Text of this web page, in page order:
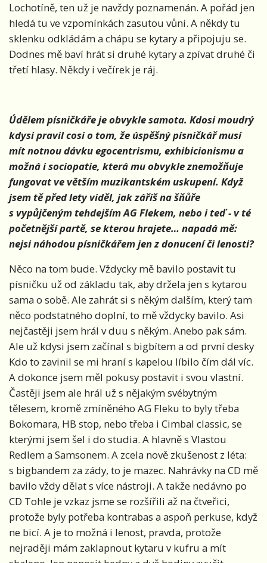
Lochotíně, ten už je navždy poznamenán. A pořád jen
hledá tu ve vzpomínkách zasutou vůni. A někdy tu
sklenku odkládám a chápu se kytary a připojuju se.
Dodnes mě baví hrát si druhé kytary a zpívat druhé či
třetí hlasy. Někdy i večírek je ráj.
Údělem písničkáře je obvykle samota. Kdosi moudrý
kdysi pravil cosi o tom, že úspěšný písničkář musí
mít notnou dávku egocentrismu, exhibicionismu a
možná i sociopatie, která mu obvykle znemožňuje
fungovat ve větším muzikantském uskupení. Když
jsem tě před lety viděl, jak záříš na šňůře
s vypůjčeným tehdejším AG Flekem, nebo i teď - v té
početnější partě, se kterou hrajete… napadá mě:
nejsi náhodou písničkářem jen z donucení či lenosti?
Něco na tom bude. Vždycky mě bavilo postavit tu
písničku už od základu tak, aby držela jen s kytarou
sama o sobě. Ale zahrát si s někým dalším, který tam
něco podstatného doplní, to mě vždycky bavilo. Asi
nejčastěji jsem hrál v duu s někým. Anebo pak sám.
Ale už kdysi jsem začínal s bigbítem a od první desky
Kdo to zavinil se mi hraní s kapelou líbilo čím dál víc.
A dokonce jsem měl pokusy postavit i svou vlastní.
Častěji jsem ale hrál už s nějakým svébytným
tělesem, kromě zmíněného AG Fleku to byly třeba
Bokomara, HB stop, nebo třeba i Cimbal classic, se
kterými jsem šel i do studia. A hlavně s Vlastou
Redlem a Samsonem. A zcela nově zkušenost z léta:
s bigbandem za zády, to je mazec. Nahrávky na CD mě
bavilo vždy dělat s více nástroji. A takže nedávno po
CD Tohle je vzkaz jsme se rozšířili až na čtveřici,
protože byly potřeba kontrabas a aspoň perkuse, když
ne bicí. A je to možná i lenost, pravda, protože
nejraději mám zaklapnout kytaru v kufru a mít